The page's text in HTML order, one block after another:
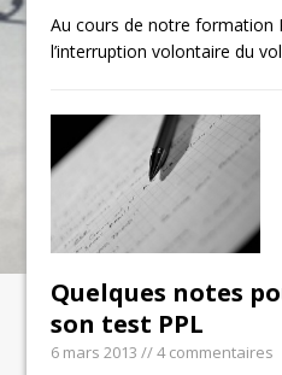
Au cours de notre formation
l’interruption volontaire du
Quelques notes
son test PPL
6 mars 2013 // 4 commentaires